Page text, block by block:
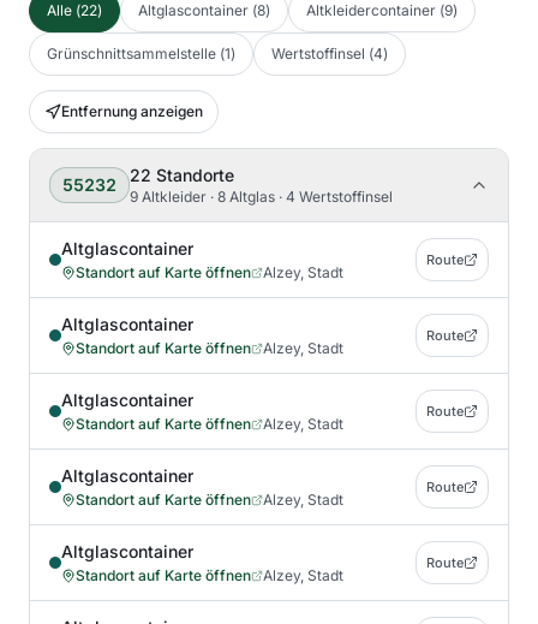
Alle (22) Altglascontainer (8) Altkleidercontainer (9)
Grünschnittsammelstelle (1) Wertstoffinsel (4)
Entfernung anzeigen
55232 22 Standorte
9 Altkleider · 8 Altglas · 4 Wertstoffinsel
Altglascontainer
Standort auf Karte öffnen Alzey, Stadt
Route
Altglascontainer
Standort auf Karte öffnen Alzey, Stadt
Route
Altglascontainer
Standort auf Karte öffnen Alzey, Stadt
Route
Altglascontainer
Standort auf Karte öffnen Alzey, Stadt
Route
Altglascontainer
Standort auf Karte öffnen Alzey, Stadt
Route